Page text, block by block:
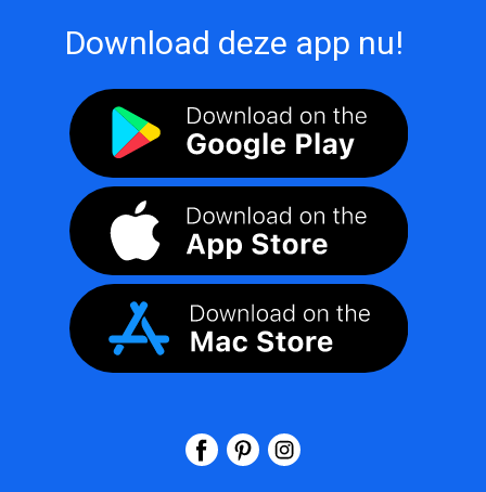
Download deze app nu!